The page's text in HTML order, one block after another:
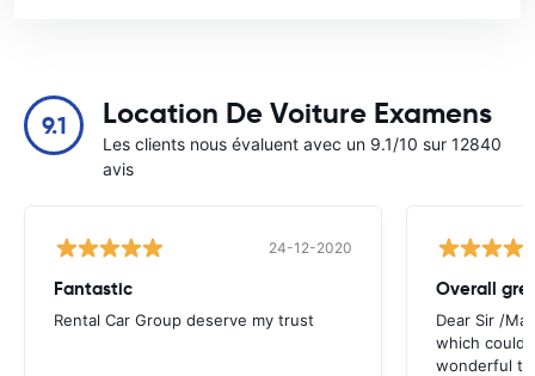
9.1 Location De Voiture Examens
Les clients nous évaluent avec un 9.1/10 sur 12840
avis
24-12-2020
Fantastic
Rental Car Group deserve my trust
Overall
Dear Sir /
which could
wonderful to